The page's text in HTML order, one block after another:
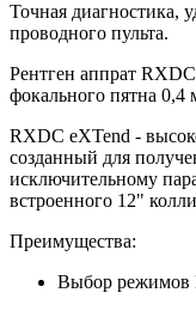
Точная диагностика,
проводного пульта.
Рентген аппрат
фокального пятна
RXDC eXTend -
созданный для
исключительному
встроенного 12"
Преимущества:
Выбор режимов